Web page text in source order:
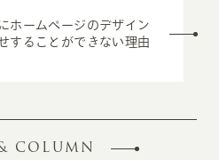
ホームページのデザイン
することができない理由
COLUMN